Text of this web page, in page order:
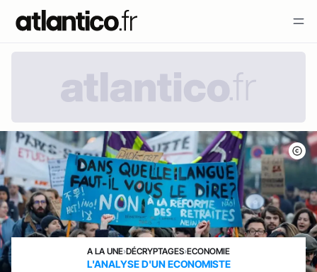
A LA UNE›DÉCRYPTAGES›ECONOMIE
L'ANALYSE D'UN ECONOMISTE